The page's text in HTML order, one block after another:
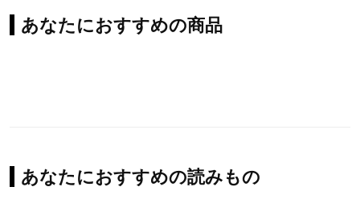
あなたにおすすめの商品
あなたにおすすめの読みもの